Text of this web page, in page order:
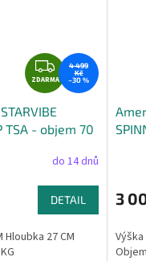
Z
D
A
R
M
A
ZDARMA
4 499
Kč
–30 %
TSA - objem 70
do 14 dnů
DETAIL
Hloubka 27 CM
3
Výška